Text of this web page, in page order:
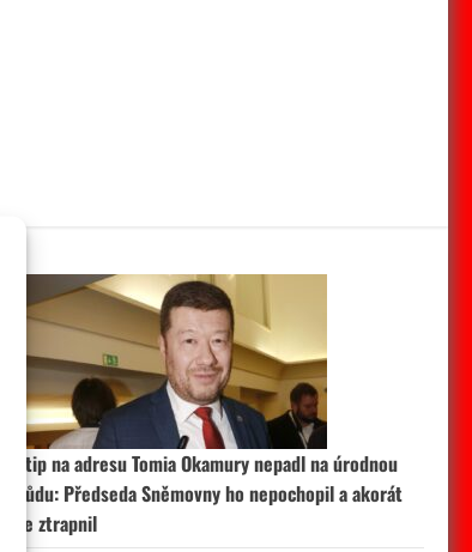
Vtip na adresu Tomia Okamury nepadl na úrodnou
půdu: Předseda Sněmovny ho nepochopil a akorát
se ztrapnil